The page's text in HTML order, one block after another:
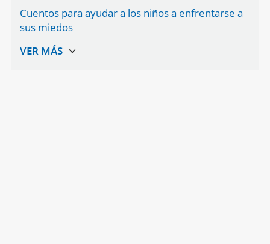
Cuentos para ayudar a los niños a enfrentarse a
sus miedos